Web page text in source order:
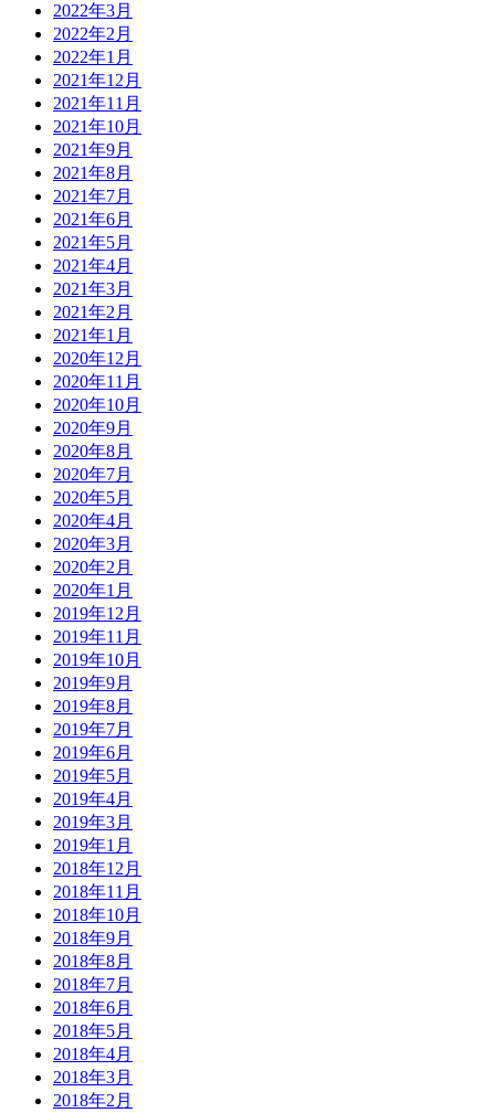
2022年3月
2022年2月
2022年1月
2021年12月
2021年11月
2021年10月
2021年9月
2021年8月
2021年7月
2021年6月
2021年5月
2021年4月
2021年3月
2021年2月
2021年1月
2020年12月
2020年11月
2020年10月
2020年9月
2020年8月
2020年7月
2020年5月
2020年4月
2020年3月
2020年2月
2020年1月
2019年12月
2019年11月
2019年10月
2019年9月
2019年8月
2019年7月
2019年6月
2019年5月
2019年4月
2019年3月
2019年1月
2018年12月
2018年11月
2018年10月
2018年9月
2018年8月
2018年7月
2018年6月
2018年5月
2018年4月
2018年3月
2018年2月